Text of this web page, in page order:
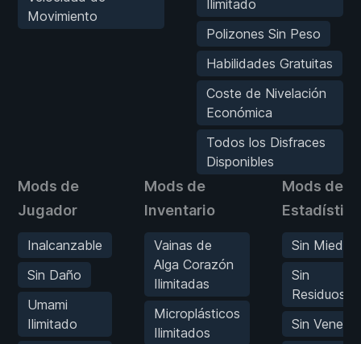
Movimiento
Ilimitado
Polizones Sin Peso
Habilidades Gratuitas
Coste de Nivelación
Económica
Todos los Disfraces
Disponibles
Mods de
Jugador
Inalcanzable
Sin Daño
Umami
Ilimitado
Mods de
Inventario
Vainas de
Alga Corazón
Ilimitadas
Microplásticos
Ilimitados
Mods de
Sin Miedo
Sin
Residuos
Sin Veneno